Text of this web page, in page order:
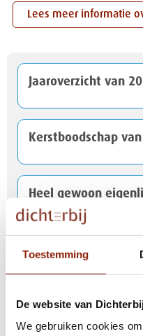
Toestemming
De website van
We gebruiken cookies
Jaaroverzicht van
Kerstboodschap
Heel gewoon
Dichterbij maakt
Groen licht voor
Lees meer informatie